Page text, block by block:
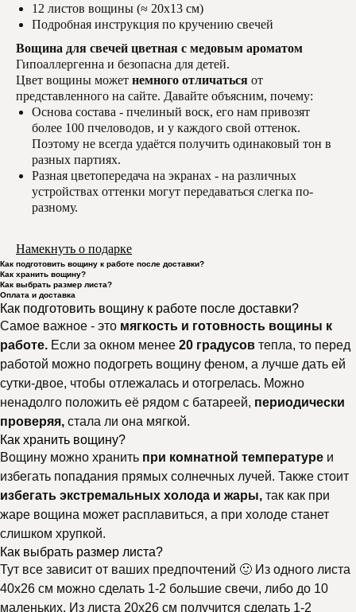
12 листов вощины (≈ 20х13 см)
Подробная инструкция по кручению свечей
Вощина для свечей цветная с медовым ароматом
Гипоаллергенна и безопасна для детей.
Цвет вощины может немного отличаться от
представленного на сайте. Давайте объясним, почему:
Основа состава - пчелиный воск, его нам привозят
более 100 пчеловодов, и у каждого свой оттенок.
Поэтому не всегда удаётся получить одинаковый тон в
разных партиях.
Разная цветопередача на экранах - на различных
устройствах оттенки могут передаваться слегка по-
разному.
Намекнуть о подарке
Как подготовить вощину к работе после доставки?
Как хранить вощину?
Как выбрать размер листа?
Оплата и доставка
Как подготовить вощину к работе после доставки?
Самое важное - это мягкость и готовность вощины к
работе. Если за окном менее 20 градусов тепла, то перед
работой можно подогреть вощину феном, а лучше дать ей
сутки-двое, чтобы отлежалась и отогрелась. Можно
ненадолго положить её рядом с батареей, периодически
проверяя, стала ли она мягкой.
Как хранить вощину?
Вощину можно хранить при комнатной температуре и
избегать попадания прямых солнечных лучей. Также стоит
избегать экстремальных холода и жары, так как при
жаре вощина может расплавиться, а при холоде станет
слишком хрупкой.
Как выбрать размер листа?
Тут все зависит от ваших предпочтений 🙂 Из одного листа
40х26 см можно сделать 1-2 большие свечи, либо до 10
маленьких. Из листа 20х26 см получится сделать 1-2
Почему выбирают
Мелипонини